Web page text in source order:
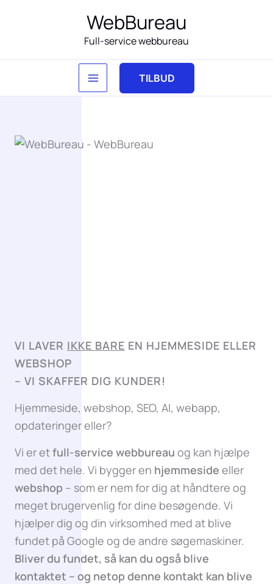
WebBureau
Full-service webbureau
TILBUD
VI LAVER IKKE BARE EN HJEMMESIDE ELLER
WEBSHOP
– VI SKAFFER DIG KUNDER!
Hjemmeside, webshop, SEO, AI, webapp,
opdateringer eller?
Vi er etfull-service webbureau og kan hjælpe
med det hele. Vi bygger en hjemmeside eller
webshop – som er nem for dig at håndtere og
meget brugervenlig for dine besøgende. Vi
hjælper dig og din virksomhed med at blive
fundet på Google og de andre søgemaskiner.
Bliver du fundet, så kan du også blive
kontaktet – og netop denne kontakt kan blive